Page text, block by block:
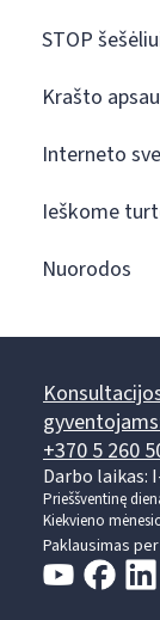
STOP
Krašto
Interneto
Ieškome
Nuorodos
+370 5 260
Darbo laikas:
Prieššventinę
Kiekvieno
Paklausimas per